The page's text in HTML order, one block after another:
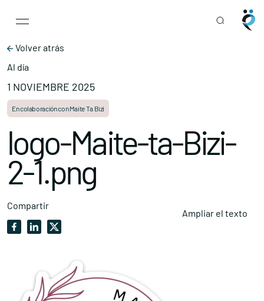
Main Navigation
Volver atrás
Al día
1 NOVIEMBRE 2025
En colaboración con Maite Ta Bizi
logo-Maite-ta-Bizi-
2-1.png
Compartir
Ampliar el texto